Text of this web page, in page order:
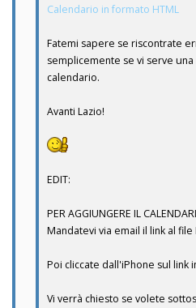
Calendario in formato HTML
Fatemi sapere se riscontrate
semplicemente se vi serve
calendario.
Avanti Lazio!
EDIT:
PER AGGIUNGERE IL
Mandatevi via email il link al file
Poi cliccate dall'iPhone sul link
Vi verrà chiesto se volete